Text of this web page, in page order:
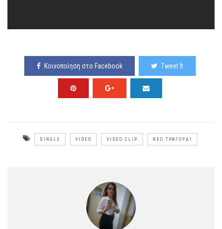
Κοινοποίηση στο Facebook Tweet It
SINGLE VIDEO VIDEO CLIP ΝΈΟ ΤΡΑΓΟΎΔΙ